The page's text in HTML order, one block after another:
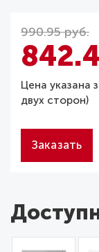
990.95 руб.
Цена указана
двух сторон)
Заказать